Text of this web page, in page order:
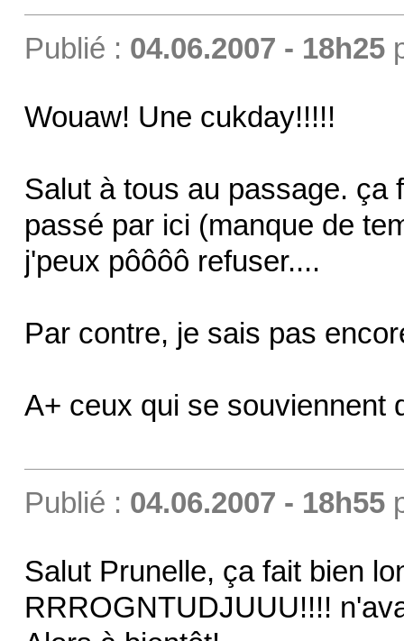
Publié : 04.06.2007 - 18h25
Wouaw! Une cukday!!!!!
Salut à tous au passage. ça
passé par ici (manque de
j'peux pôôôô refuser....
Par contre, je sais pas
A+ ceux qui se souviennent
Publié : 04.06.2007 - 18h55
Salut Prunelle, ça fait bien
RRROGNTUDJUUU!!!!